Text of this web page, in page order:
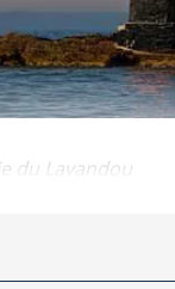
du Lavandou
l'une de